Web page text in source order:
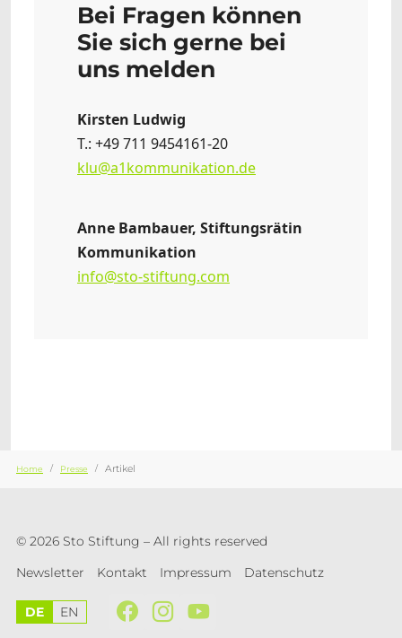
Bei Fragen können
Sie sich gerne bei
uns melden
Kirsten Ludwig
T.: +49 711 9454161-20
klu@a1kommunikation.de
Anne Bambauer, Stiftungsrätin
Kommunikation
info@sto-stiftung.com
Home Presse Artikel
© 2026 Sto Stiftung – All rights reserved
Newsletter
Kontakt Impressum Datenschutz
DE EN
FacebookInstagramYouTube